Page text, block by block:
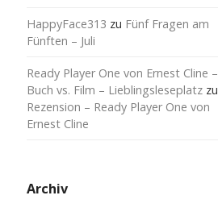
HappyFace313 zu Fünf Fragen am
Fünften – Juli
Ready Player One von Ernest Cline –
Buch vs. Film – Lieblingsleseplatz zu
Rezension – Ready Player One von
Ernest Cline
Archiv